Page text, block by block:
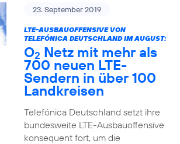
23. September 2019
LTE-AUSBAUOFFENSIVE VON
TELEFÓNICA DEUTSCHLAND IM AUGUST:
O2 Netz mit mehr als
700 neuen LTE-
Sendern in über 100
Landkreisen
Telefónica Deutschland setzt ihre
bundesweite LTE-Ausbauoffensive
konsequent fort, um die